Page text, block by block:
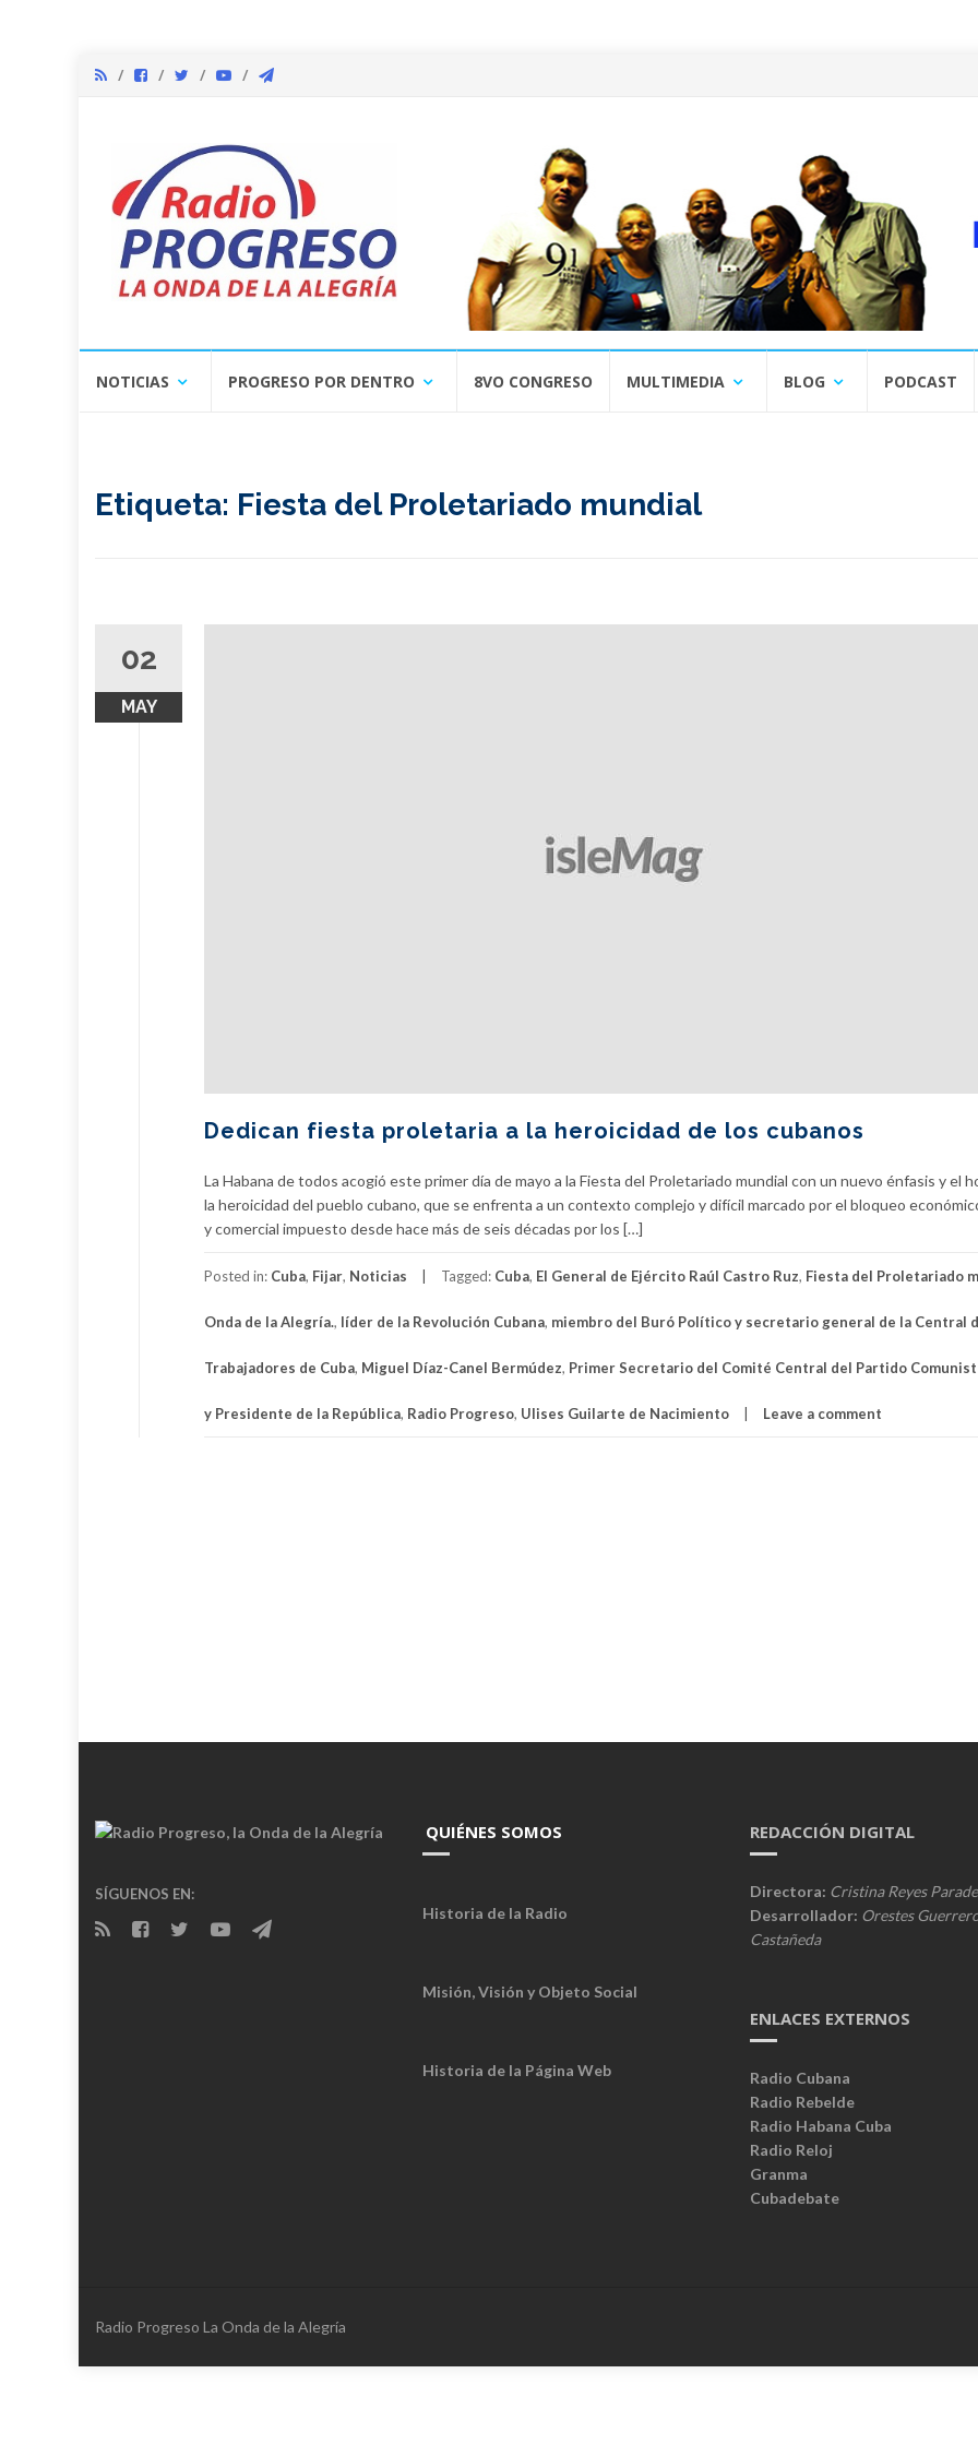
NOTICIAS PROGRESO POR DENTRO 8VO CONGRESO MULTIMEDIA BLOG PODCAST
Etiqueta: Fiesta del Proletariado mundial
02
MAY
Dedican fiesta proletaria a la heroicidad de los cubanos
La Habana de todos acogió este primer día de mayo a la Fiesta del Proletariado mundial con un nuevo énfasis y el
la heroicidad del pueblo cubano, que se enfrenta a un contexto complejo y difícil marcado por el bloqueo
y comercial impuesto desde hace más de seis décadas por los […]
Posted in: Cuba, Fijar, Noticias Tagged: Cuba, El General de Ejército Raúl Castro Ruz, Fiesta del Proletariado
Onda de la Alegría., líder de la Revolución Cubana, miembro del Buró Político y secretario general de la Central
Trabajadores de Cuba, Miguel Díaz-Canel Bermúdez, Primer Secretario del Comité Central del Partido
y Presidente de la República, Radio Progreso, Ulises Guilarte de Nacimiento Leave a comment
SÍGUENOS EN:
QUIÉNES SOMOS
Historia de la Radio
Misión, Visión y Objeto Social
Historia de la Página Web
REDACCIÓN DIGITAL
Directora: Cristina Reyes
Desarrollador: Orestes
Castañeda
ENLACES EXTERNOS
Radio Cubana
Radio Rebelde
Radio Habana Cuba
Radio Reloj
Granma
Cubadebate
Radio Progreso La Onda de la Alegría